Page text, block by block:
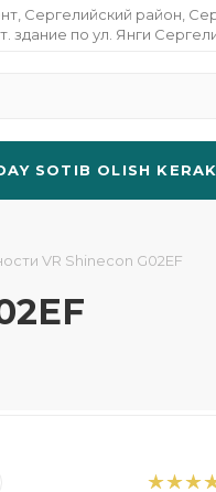
Сергелийский район,
здание по ул. Янги
SOTIB OLISH KERAK
VR Shinecon G02EF